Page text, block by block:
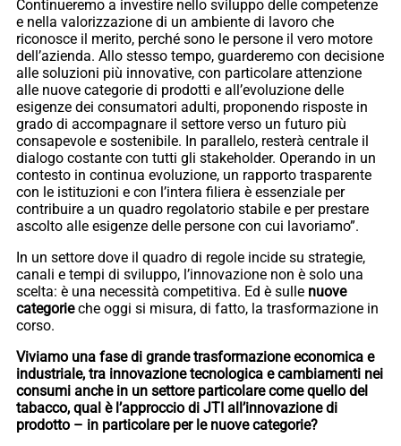
Continueremo a investire nello sviluppo delle competenze
e nella valorizzazione di un ambiente di lavoro che
riconosce il merito, perché sono le persone il vero motore
dell’azienda. Allo stesso tempo, guarderemo con decisione
alle soluzioni più innovative, con particolare attenzione
alle nuove categorie di prodotti e all’evoluzione delle
esigenze dei consumatori adulti, proponendo risposte in
grado di accompagnare il settore verso un futuro più
consapevole e sostenibile. In parallelo, resterà centrale il
dialogo costante con tutti gli stakeholder. Operando in un
contesto in continua evoluzione, un rapporto trasparente
con le istituzioni e con l’intera filiera è essenziale per
contribuire a un quadro regolatorio stabile e per prestare
ascolto alle esigenze delle persone con cui lavoriamo”.
In un settore dove il quadro di regole incide su strategie,
canali e tempi di sviluppo, l’innovazione non è solo una
scelta: è una necessità competitiva. Ed è sulle nuove
categorieche oggi si misura, di fatto, la trasformazione in
corso.
Viviamo una fase di grande trasformazione economica e
industriale, tra innovazione tecnologica e cambiamenti nei
consumi anche in un settore particolare come quello del
tabacco, qual è l’approccio di JTI all’innovazione di
prodotto – in particolare per le nuove categorie?